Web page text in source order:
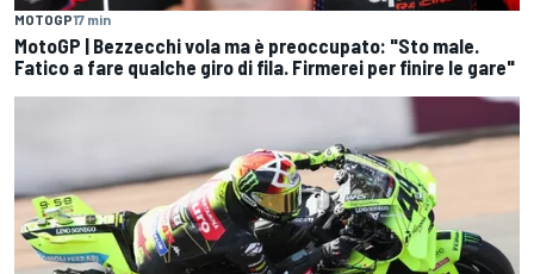
MOTOGP17 min
MotoGP | Bezzecchi vola ma è preoccupato: "Sto male.
Fatico a fare qualche giro di fila. Firmerei per finire le gare"